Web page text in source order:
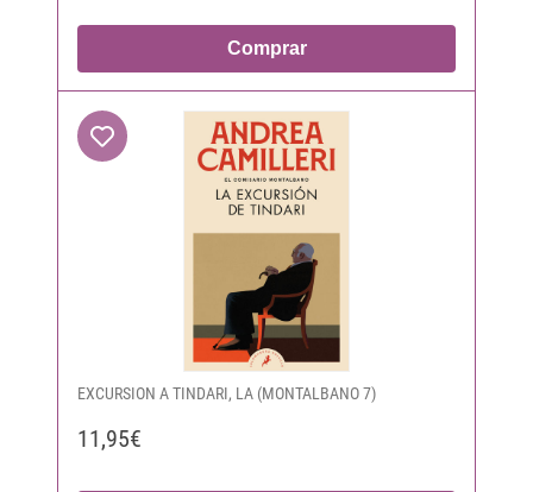
Comprar
EXCURSION A TINDARI, LA (MONTALBANO 7)
11,95€